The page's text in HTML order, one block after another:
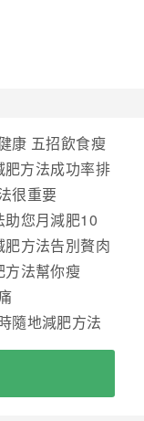
康 五招飲食瘦
方法成功率排
很重要
您月減肥10
方法告別贅肉
方法幫你瘦
隨地減肥方法